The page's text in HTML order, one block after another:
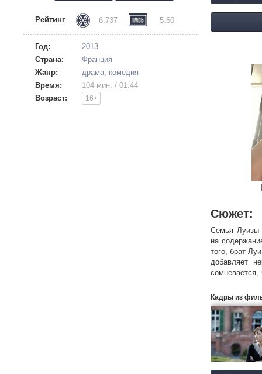
Рейтинг 6.737 5.60
Год:
2013
Страна:
Франция
Жанр:
драма, комедия
Время:
104 мин. / 01:44
Возраст:
16+
Сюжет:
Семья Луизы
на
того, брат
добавляет
Кадры из